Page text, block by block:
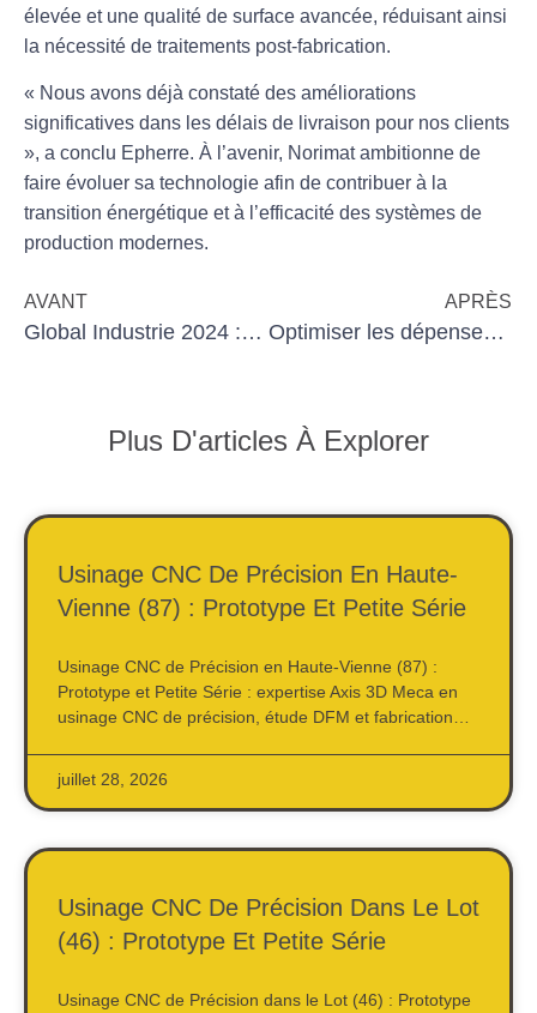
élevée et une qualité de surface avancée, réduisant ainsi
la nécessité de traitements post-fabrication.
« Nous avons déjà constaté des améliorations
significatives dans les délais de livraison pour nos clients
», a conclu Epherre. À l’avenir, Norimat ambitionne de
faire évoluer sa technologie afin de contribuer à la
transition énergétique et à l’efficacité des systèmes de
production modernes.
AVANT
Global Industrie 2024 : l’impact de l’aluminium extrudé et profilé sur le secteur de la construction
APRÈS
Optimiser les dépenses liées aux matériaux composites dans l’industrie maritime
Plus D'articles À Explorer
Usinage CNC De Précision En Haute-
Vienne (87) : Prototype Et Petite Série
Usinage CNC de Précision en Haute-Vienne (87) :
Prototype et Petite Série : expertise Axis 3D Meca en
usinage CNC de précision, étude DFM et fabrication…
juillet 28, 2026
Usinage CNC De Précision Dans Le Lot
(46) : Prototype Et Petite Série
Usinage CNC de Précision dans le Lot (46) : Prototype